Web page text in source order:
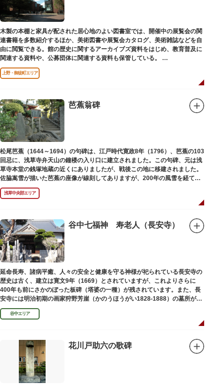
木製の本棚と家具が配された居心地のよい図書室では、開催中の展覧会の関
連書籍を多数紹介するほか、美術図書や展覧会カタログ、美術雑誌などを自
由に閲覧できる。館の歴史に関するアーカイブズ資料をはじめ、教育普及に
関連する資料や、公募団体に関連する資料も保管している。
（画像提供：東京都美術館）
上野・御徒町エリア
芭蕉翁碑
松尾芭蕉（1644～1694）の句碑は、江戸時代寛政8年（1796）、芭蕉の103
回忌に、浅草寺弁天山の鐘楼の入り口に建立されました。この句碑、元は浅
草寺本堂の銭塚地蔵の近くにありましたが、戦後この地に移建されました。
佐脇嵩雪が描いた芭蕉の座像が線刻してありますが、200年の風雪を経て、
碑石も欠損し、碑面の判読も困難となっています。
浅草中央部エリア
谷中七福神 寿老人（長安寺）
延命長寿、諸病平癒、人々の安全と健康を守る神様が祀られている長安寺の
歴史は古く、建立は寛文9年（1669）とされていますが、これよりさらに
400年も前にさかのぼった板碑（塔婆の一種）が残されています。また、長
安寺には明治初期の画家狩野芳崖（かのうほうがい1828-1888）の墓所があ
ります。
谷中エリア
花川戸助六の歌碑